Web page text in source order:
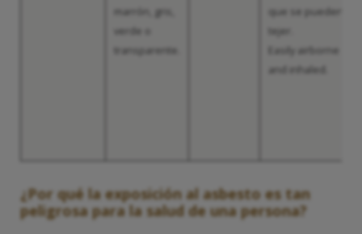
marrón, gris,
verde o
transparente.
que se pueden
tejer.
Easily airborne
and inhaled.
¿Por qué la exposición al asbesto es tan
peligrosa para la salud de una persona?